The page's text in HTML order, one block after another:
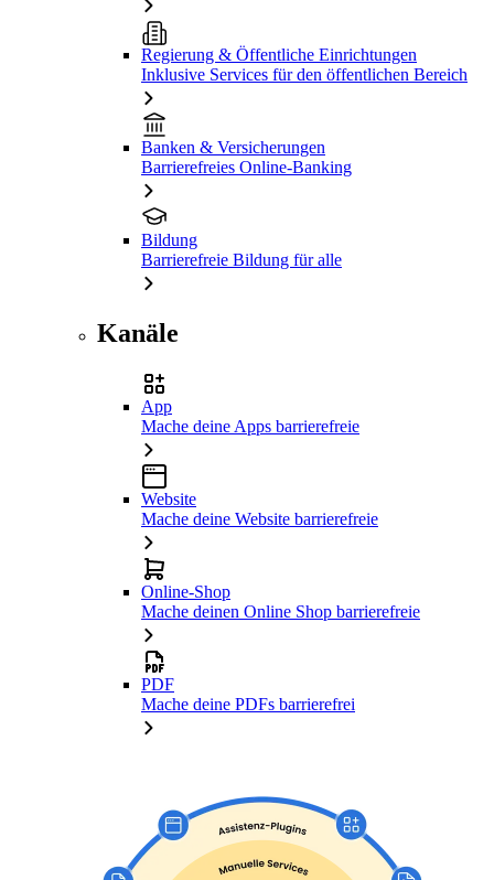
Regierung & Öffentliche Einrichtungen
Inklusive Services für den öffentlichen Bereich
Banken & Versicherungen
Barrierefreies Online-Banking
Bildung
Barrierefreie Bildung für alle
Kanäle
App
Mache deine Apps barrierefreie
Website
Mache deine Website barrierefreie
Online-Shop
Mache deinen Online Shop barrierefreie
PDF
Mache deine PDFs barrierefrei